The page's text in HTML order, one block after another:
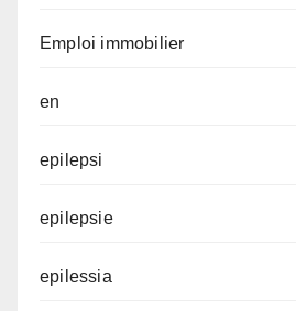
Emploi immobilier
en
epilepsi
epilepsie
epilessia